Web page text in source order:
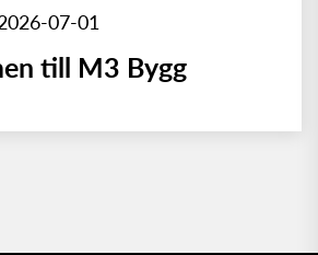
07-01
till M3 Bygg